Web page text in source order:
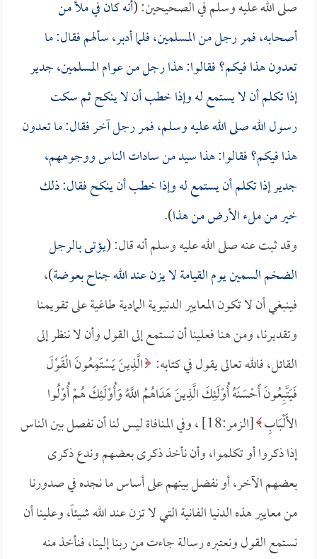
صلى الله عليه وسلم في الصحيحين: (أنه كان في ملأ من
أصحابه، فمر رجل من المسلمين، فلما أدبر، سألهم فقال: ما
تعدون هذا فيكم؟ فقالوا: هذا رجل من عوام المسلمين، جدير
إذا تكلم أن لا يستمع له وإذا خطب أن لا ينكح ثم سكت
رسول الله صلى الله عليه وسلم، فمر رجل آخر فقال: ما تعدون
هذا فيكم؟ فقالوا: هذا سيد من سادات الناس ووجوههم،
جدير إذا تكلم أن يستمع له وإذا خطب أن ينكح فقال: ذلك
خير من ملء الأرض من هذا).
وقد ثبت عنه صلى الله عليه وسلم أنه قال: (يؤتى بالرجل
الضخم السمين يوم القيامة لا يزن عند الله جناح بعوضة)،
فينبغي أن لا تكون المعايير الدنيوية المادية طاغية على تقويمنا
وتقديرنا، ومن هنا فعلينا أن نستمع إلى القول وأن لا ننظر إلى
القائل، فالله تعالى يقول في كتابه: الَّذِينَ يَسْتَمِعُونَ الْقَوْلَ
فَيَتَّبِعُونَ أَحْسَنَهُ أُوْلَئِكَ الَّذِينَ هَدَاهُمُ اللَّهُ وَأُوْلَئِكَ هُمْ أُوْلُوا
الأَلْبَابِ
[الزمر:18] ، وفي المنافاة ليس لنا أن نفصل بين الناس
إذا ذكروا أو تكلموا، وأن نأخذ ذكرى بعضهم وندع ذكرى
بعضهم الآخر، أو نفضل بينهم على أساس ما نجده في صدورنا
من معايير هذه الدنيا الفانية التي لا تزن عند الله شيئاً، وعلينا أن
نستمع القول ونعتبره رسالة جاءت من ربنا إلينا، فنأخذ منه